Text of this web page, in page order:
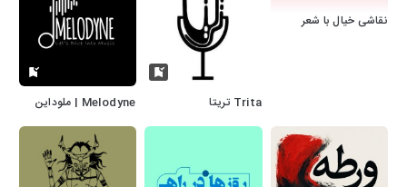
نقاشی خیال با شعر
Trita تریتا Melodyne | ملوداین